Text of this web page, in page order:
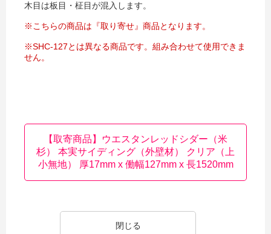
木目は板目・柾目が混入します。
※こちらの商品は『取り寄せ』商品となります。
※SHC-127とは異なる商品です。組み合わせて使用できま
せん。
【取寄商品】ウエスタンレッドシダー（米
杉） 本実サイディング（外壁材） クリア（上
小無地） 厚17mm x 働幅127mm x 長1520mm
閉じる